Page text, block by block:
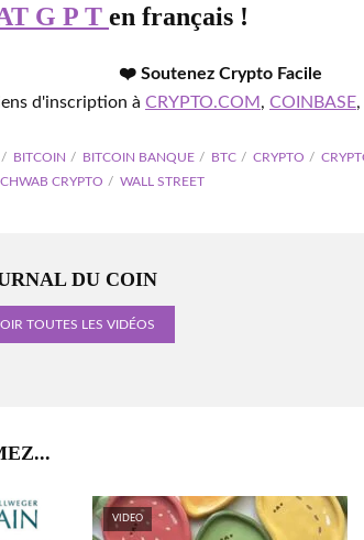
G P T en français !
❤️ Soutenez Crypto Facile
d'inscription à CRYPTO.COM , COINBASE,
BITCOIN BITCOIN BANQUE BTC CRYPTO
CRYPTO WALL STREET
DU COIN
TOUTES LES VIDÉOS
VIDEO